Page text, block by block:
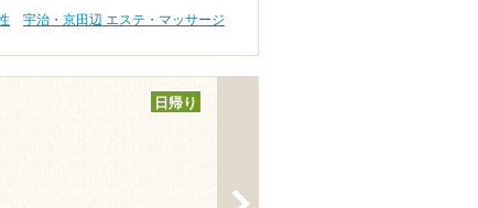
宇治・京田辺 エステ・マッサージ
日帰り